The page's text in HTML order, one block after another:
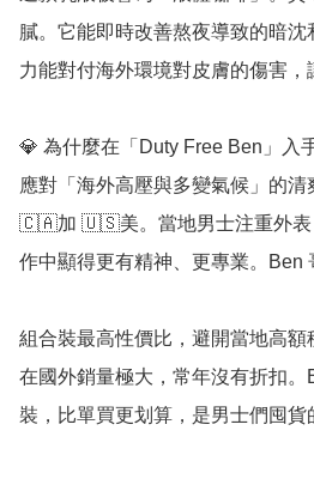
膩。它能即時改善熬夜導致的暗
力能對付海外環境對皮膚的傷害，
💎 為什麼在「Duty Free Ben」入
應對「海外高壓與多變氣候」
🇨🇦加 🇺🇸美。當地男士注重外表
作中顯得更有精神、更專業。Ben
組合裝最高性價比，避開當地高額
在國外銷量極大，常年沒有折扣。
裝，比單買更划算，是男士們囤貨